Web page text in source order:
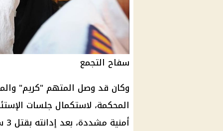
سفاح التجمع
وكان قد وصل المتهم "كريم"
المحكمة، لاستكمال جلسات
أمنية مشددة، بعد إدانته بقتل 3 سيدات وإلقاء الجثـ ـث في أماكن متفرقة.